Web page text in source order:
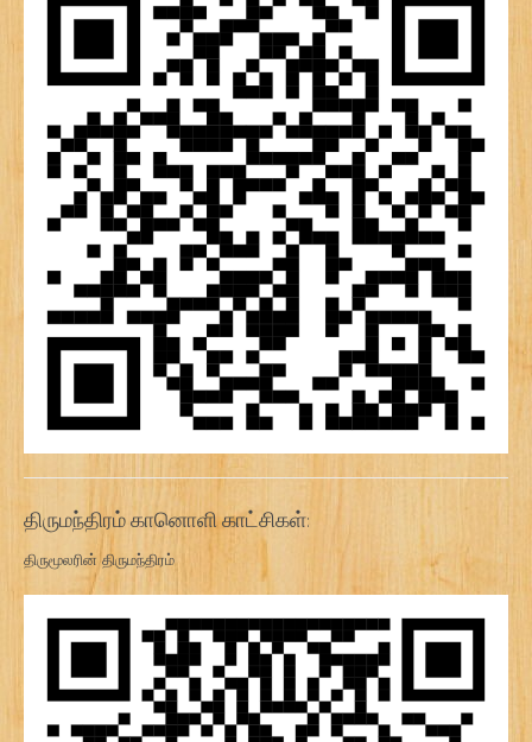
திருமந்திரம் கானொளி காட்சிகள்:
திருமூலரின் திருமந்திரம்